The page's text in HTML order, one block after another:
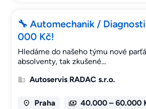
🔧 Automechanik /
000 Kč!
Hledáme do našeho týmu nové
absolventy, tak zkušené…
Autoservis RADAC s.r.o.
Praha 40.000 – 60.000